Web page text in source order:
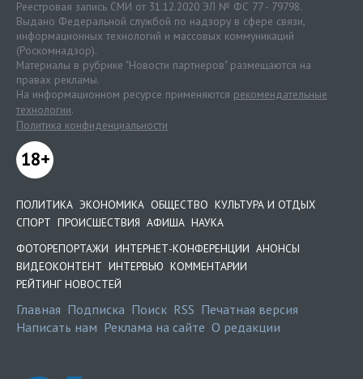
Реестровая запись СМИ от 31.12.2020 ЭЛ № ФС 77 - 79798.
Выдано Федеральной службой по надзору в сфере связи,
информационных технологий и массовых коммуникаций
(Роскомнадзор).
Материалы в рубрике "Новости партнеров" размещаются на
правах рекламы.
На информационном ресурсе применяются рекомендательные
технологии.
Политика конфиденциальности
18+
ПОЛИТИКА ЭКОНОМИКА ОБЩЕСТВО КУЛЬТУРА И ОТДЫХ
СПОРТ ПРОИСШЕСТВИЯ АФИША НАУКА
ФОТОРЕПОРТАЖИ ИНТЕРНЕТ-КОНФЕРЕНЦИИ АНОНСЫ
ВИДЕОКОНТЕНТ ИНТЕРВЬЮ КОММЕНТАРИИ
РЕЙТИНГ НОВОСТЕЙ
Главная Подписка Поиск RSS Печатная версия
Написать нам Реклама на сайте О редакции